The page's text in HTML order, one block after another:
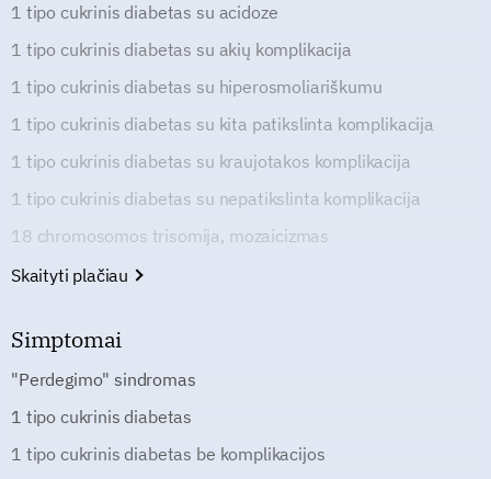
1 tipo cukrinis diabetas su acidoze
1 tipo cukrinis diabetas su akių komplikacija
1 tipo cukrinis diabetas su hiperosmoliariškumu
1 tipo cukrinis diabetas su kita patikslinta komplikacija
1 tipo cukrinis diabetas su kraujotakos komplikacija
1 tipo cukrinis diabetas su nepatikslinta komplikacija
18 chromosomos trisomija, mozaicizmas
Skaityti plačiau
Simptomai
"Perdegimo" sindromas
1 tipo cukrinis diabetas
1 tipo cukrinis diabetas be komplikacijos